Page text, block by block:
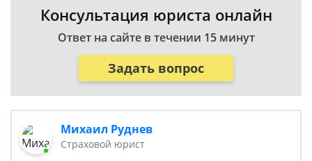
Консультация юриста онлайн
Ответ на сайте в течении 15 минут
Задать вопрос
Михаил Руднев
Страховой юрист